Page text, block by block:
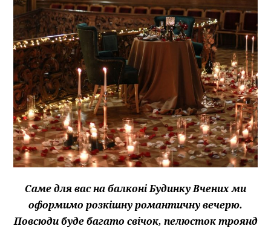
Саме для вас на балконі Будинку Вчених ми
оформимо розкішну романтичну вечерю.
Повсюди буде багато свічок, пелюсток троянд